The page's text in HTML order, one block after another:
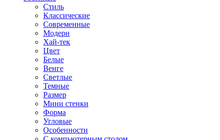
Стиль
Классические
Современные
Модерн
Хай-тек
Цвет
Белые
Венге
Светлые
Темные
Размер
Мини стенки
Форма
Угловые
Особенности